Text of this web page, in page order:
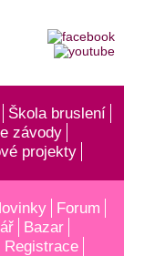
Škola bruslení
závody
projekty
Forum
Bazar
Registrace